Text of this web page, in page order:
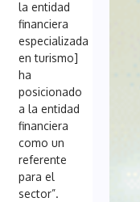
la entidad
financiera
especializada
en turismo]
ha
posicionado
a la entidad
financiera
como un
referente
para el
sector”.